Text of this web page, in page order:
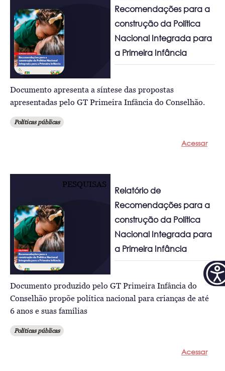
Recomendações para a
construção da Política
Nacional Integrada para
a Primeira Infância
Documento apresenta a síntese das propostas
apresentadas pelo GT Primeira Infância do Conselhão.
Políticas públicas
Acessar
PESQUISAS
Relatório de
Recomendações para a
construção da Política
Nacional Integrada para
a Primeira Infância
Documento produzido pelo GT Primeira Infância do
Conselhão propõe política nacional para crianças de até
6 anos e suas famílias
Políticas públicas
Acessar